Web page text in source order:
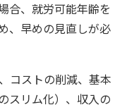
合、就労可能年齢を
、早めの見直しが必
コストの削減、基本
スリム化）、収入の